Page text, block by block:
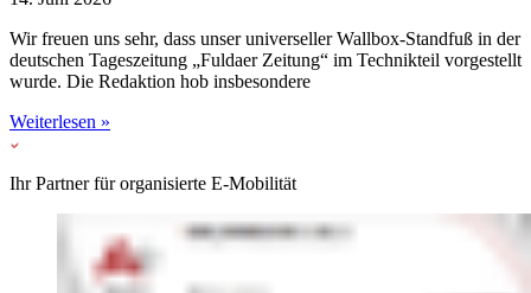
Wir freuen uns sehr, dass unser universeller Wallbox-Standfuß in der
deutschen Tageszeitung „Fuldaer Zeitung“ im Technikteil vorgestellt
wurde. Die Redaktion hob insbesondere
Weiterlesen »
Ihr Partner für organisierte E-Mobilität